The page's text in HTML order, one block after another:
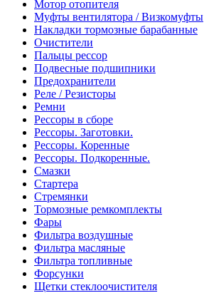
Мотор отопителя
Муфты вентилятора / Визкомуфты
Накладки тормозные барабанные
Очистители
Пальцы рессор
Подвесные подшипники
Предохранители
Реле / Резисторы
Ремни
Рессоры в сборе
Рессоры. Заготовки.
Рессоры. Коренные
Рессоры. Подкоренные.
Смазки
Стартера
Стремянки
Тормозные ремкомплекты
Фары
Фильтра воздушные
Фильтра масляные
Фильтра топливные
Форсунки
Щетки стеклоочистителя